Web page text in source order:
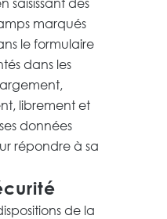
marqués
le formulaire
dans les
librement et
données
répondre à sa
de la